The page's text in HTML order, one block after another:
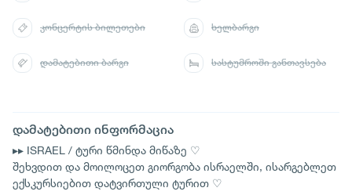
დამატებითი ინფორმაცია
▸▸ ISRAEL / ტური წმინდა მიწაზე ♡
შეხვდით და მოილოცეთ გიორგობა ისრაელში, ისარგებლეთ
ექსკურსიებით დატვირთული ტურით ♡
კონცერტის ბილეთები ხელბარგი
დამატებითი ბარგი სასტუმროში განთავსება